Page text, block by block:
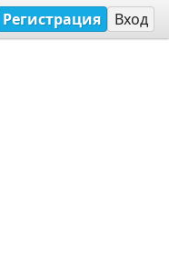
Регистрация Вход